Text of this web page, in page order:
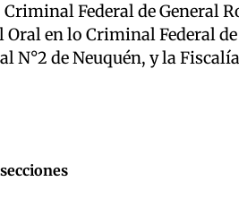
Federal de General
en lo Criminal Federal de
N°2 de Neuquén, y la